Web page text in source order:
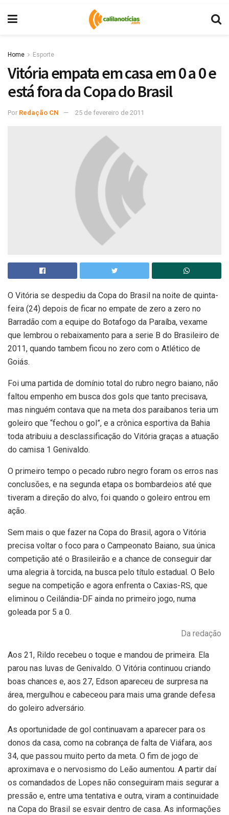
Home Esporte
Vitória empata em casa em 0 a 0 e
está fora da Copa do Brasil
Por Redação CN 25 de fevereiro de 2011
O Vitória se despediu da Copa do Brasil na noite de quinta-
feira (24) depois de ficar no empate de zero a zero no
Barradão com a equipe do Botafogo da Paraíba, vexame
que lembrou o rebaixamento para a serie B do Brasileiro de
2011, quando tambem ficou no zero com o Atlético de
Goiás.
Foi uma partida de domínio total do rubro negro baiano, não
faltou empenho em busca dos gols que tanto precisava,
mas ninguém contava que na meta dos paraibanos teria um
goleiro que “fechou o gol”, e a crônica esportiva da Bahia
toda atribuiu a desclassificação do Vitória graças a atuação
do camisa 1 Genivaldo.
O primeiro tempo o pecado rubro negro foram os erros nas
conclusões, e na segunda etapa os bombardeios até que
tiveram a direção do alvo, foi quando o goleiro entrou em
ação.
Sem mais o que fazer na Copa do Brasil, agora o Vitória
precisa voltar o foco para o Campeonato Baiano, sua única
competição até o Brasileirão e a chance de conseguir dar
uma alegria à torcida, na busca pelo título estadual. O Belo
segue na competição e agora enfrenta o Caxias-RS, que
eliminou o Ceilândia-DF ainda no primeiro jogo, numa
goleada por 5 a 0.
Da redação
Aos 21, Rildo recebeu o toque e mandou de primeira. Ela
parou nas luvas de Genivaldo. O Vitória continuou criando
boas chances e, aos 27, Edson apareceu de surpresa na
área, mergulhou e cabeceou para mais uma grande defesa
do goleiro adversário.
As oportunidade de gol continuavam a aparecer para os
donos da casa, como na cobrança de falta de Viáfara, aos
34, que passou muito perto da meta. O fim de jogo de
aproximava e o nervosismo do Leão aumentou. A partir daí
os comandados de Lopes não conseguiram mais segurar a
pressão e, entre uma tentativa e outra, viram a continuidade
na Copa do Brasil se esvair dentro de casa. As informações